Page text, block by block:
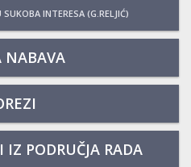
INTERESA (G.RELJIĆ)
NABAVA
PODRUČJA RADA